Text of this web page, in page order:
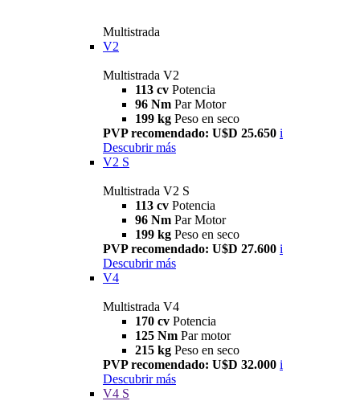
Multistrada
V2
Multistrada V2
113 cv Potencia
96 Nm Par Motor
199 kg Peso en seco
PVP recomendado: U$D 25.650 i
Descubrir más
V2 S
Multistrada V2 S
113 cv Potencia
96 Nm Par Motor
199 kg Peso en seco
PVP recomendado: U$D 27.600 i
Descubrir más
V4
Multistrada V4
170 cv Potencia
125 Nm Par motor
215 kg Peso en seco
PVP recomendado: U$D 32.000 i
Descubrir más
V4 S